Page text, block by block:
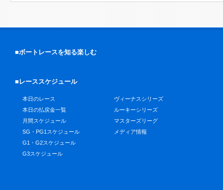
■ボートレースを知る楽しむ
■レーススケジュール
本日のレース
本日の払戻金一覧
月間スケジュール
SG・PG1スケジュール
G1・G2スケジュール
G3スケジュール
ヴィーナスシリーズ
ルーキーシリーズ
マスターズリーグ
メディア情報